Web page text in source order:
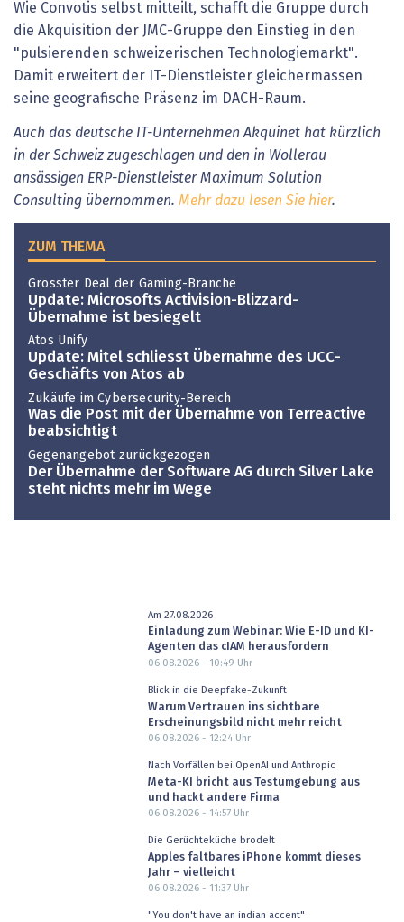
Wie Convotis selbst mitteilt, schafft die Gruppe durch
die Akquisition der JMC-Gruppe den Einstieg in den
"pulsierenden schweizerischen Technologiemarkt".
Damit erweitert der IT-Dienstleister gleichermassen
seine geografische Präsenz im DACH-Raum.
Auch das deutsche IT-Unternehmen Akquinet hat kürzlich
in der Schweiz zugeschlagen und den in Wollerau
ansässigen ERP-Dienstleister Maximum Solution
Consulting übernommen. Mehr dazu lesen Sie hier.
ZUM THEMA
Grösster Deal der Gaming-Branche
Update: Microsofts Activision-Blizzard-
Übernahme ist besiegelt
Atos Unify
Update: Mitel schliesst Übernahme des UCC-
Geschäfts von Atos ab
Zukäufe im Cybersecurity-Bereich
Was die Post mit der Übernahme von Terreactive
beabsichtigt
Gegenangebot zurückgezogen
Der Übernahme der Software AG durch Silver Lake
steht nichts mehr im Wege
Am 27.08.2026
Einladung zum Webinar: Wie E-ID und KI-
Agenten das cIAM herausfordern
06.08.2026 - 10:49 Uhr
Blick in die Deepfake-Zukunft
Warum Vertrauen ins sichtbare
Erscheinungsbild nicht mehr reicht
06.08.2026 - 12:24Uhr
Nach Vorfällen bei OpenAI und Anthropic
Meta-KI bricht aus Testumgebung aus
und hackt andere Firma
06.08.2026 - 14:57Uhr
Die Gerüchteküche brodelt
Apples faltbares iPhone kommt dieses
Jahr – vielleicht
06.08.2026 - 11:37Uhr
"You don't have an indian accent"